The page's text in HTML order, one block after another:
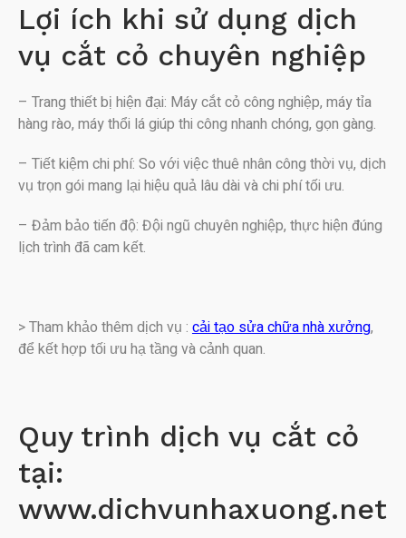
Lợi ích khi sử dụng dịch
vụ cắt cỏ chuyên nghiệp
– Trang thiết bị hiện đại: Máy cắt cỏ công nghiệp, máy tỉa
hàng rào, máy thổi lá giúp thi công nhanh chóng, gọn gàng.
– Tiết kiệm chi phí: So với việc thuê nhân công thời vụ, dịch
vụ trọn gói mang lại hiệu quả lâu dài và chi phí tối ưu.
– Đảm bảo tiến độ: Đội ngũ chuyên nghiệp, thực hiện đúng
lịch trình đã cam kết.
> Tham khảo thêm dịch vụ : cải tạo sửa chữa nhà xưởng,
để kết hợp tối ưu hạ tầng và cảnh quan.
Quy trình dịch vụ cắt cỏ
tại:
www.dichvunhaxuong.net